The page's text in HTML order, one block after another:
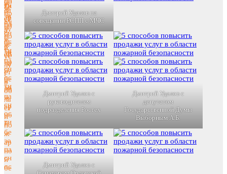
Дмитрий Удалов на
совещании РСПП с МЧС
Дмитрий Удалов с
руководителем
подразделения Ростех
Дмитрий Удалов с
депутатом
Государственной Думы
Выборным А.Б.
Дмитрий Удалов с